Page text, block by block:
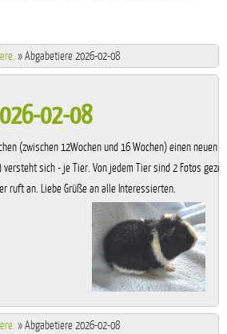
»Abgabetiere 2026-02-08
02-08
(zwischen 12Wochen und 16 Wochen) einen neuen
sich - je Tier. Von jedem Tier sind 2 Fotos
ruft an. Liebe Grüße an alle Interessierten.
»Abgabetiere 2026-02-08